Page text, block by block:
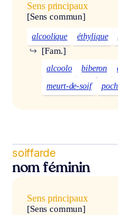
Sens principaux
[Sens commun]
alcoolique éthylique
[Fam.]
↪
alcoolo biberon
meurt-de-soif
soiffarde
nom féminin
Sens principaux
[Sens commun]